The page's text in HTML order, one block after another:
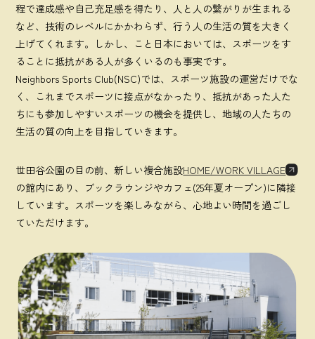
程で達成感や自己充足感を得たり、人と人の繋がりが生まれる
など、技術のレベルにかかわらず、行う人の生活の質を大きく
上げてくれます。しかし、こと日本においては、スポーツをす
ることに抵抗がある人が多くいるのも事実です。
Neighbors Sports Club(NSC)では、スポーツ施設の運営だけでな
く、これまでスポーツに接点がなかったり、抵抗があった人た
ちにも参加しやすいスポーツの機会を提供し、地域の人たちの
生活の質の向上を目指していきます。
世田谷公園の目の前、新しい複合施設HOME/WORK VILLAGE
の館内にあり、ブックラウンジやカフェ(25年夏オープン)に隣接
しています。スポーツを楽しみながら、心地よい時間を過ごし
ていただけます。